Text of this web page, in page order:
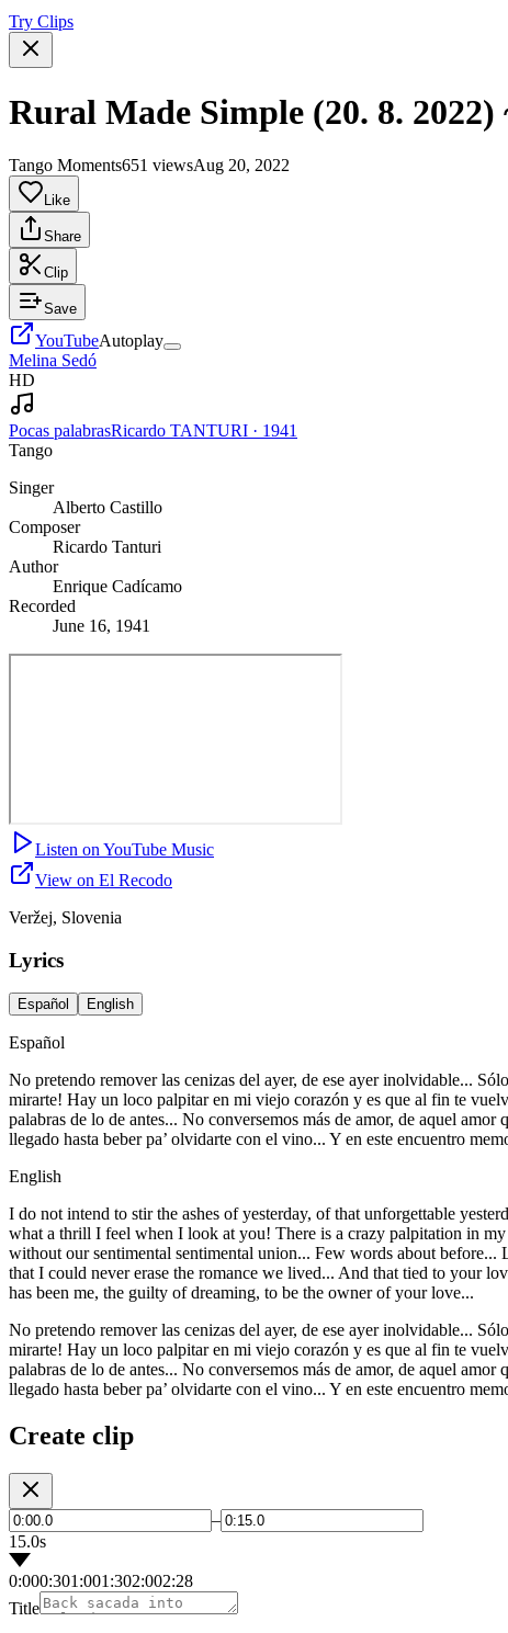
Try Clips
Rural Made Simple (20. 8. 2022)
Tango Moments651 viewsAug 20, 2022
Like
Share
Clip
Save
YouTubeAutoplay
Melina Sedó
HD
Pocas palabrasRicardo TANTURI · 1941
Tango
Singer
Alberto Castillo
Composer
Ricardo Tanturi
Author
Enrique Cadícamo
Recorded
June 16, 1941
Listen on YouTube Music
View on El Recodo
Veržej, Slovenia
Lyrics
Español English
Español
No pretendo remover las cenizas del ayer, de ese ayer inolvidable...
mirarte! Hay un loco palpitar en mi viejo corazón y es que al fin te
palabras de lo de antes... No conversemos más de amor, de aquel
llegado hasta beber pa’ olvidarte con el vino... Y en este encuentro
English
I do not intend to stir the ashes of yesterday, of that unforgettable
what a thrill I feel when I look at you! There is a crazy palpitation in
without our sentimental sentimental union... Few words about before...
that I could never erase the romance we lived... And that tied to your
has been me, the guilty of dreaming, to be the owner of your love...
No pretendo remover las cenizas del ayer, de ese ayer inolvidable...
mirarte! Hay un loco palpitar en mi viejo corazón y es que al fin te
palabras de lo de antes... No conversemos más de amor, de aquel
llegado hasta beber pa’ olvidarte con el vino... Y en este encuentro
Create clip
–
15.0s
0:000:301:001:302:002:28
Title